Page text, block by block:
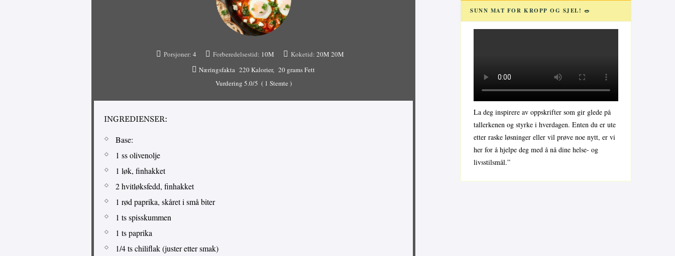
Porsjoner: 4 Forberedelsestid: 10M Koketid: 20M 20M
Næringsfakta 220 Kalorier
20 grams Fett
Vurdering 5.0/5 ( 1 Stemte )
INGREDIENSER:
Base:
1 ss olivenolje
1 løk, finhakket
2 hvitløksfedd, finhakket
1 rød paprika, skåret i små biter
1 ts spisskummen
1 ts paprika
1/4 ts chiliflak (juster etter smak)
SUNN MAT FOR KROPP OG SJEL! 🥗
La deg inspirere av oppskrifter som gir glede på
tallerkenen og styrke i hverdagen. Enten du er ute
etter raske løsninger eller vil prøve noe nytt, er vi
her for å hjelpe deg med å nå dine helse- og
livsstilsmål.”